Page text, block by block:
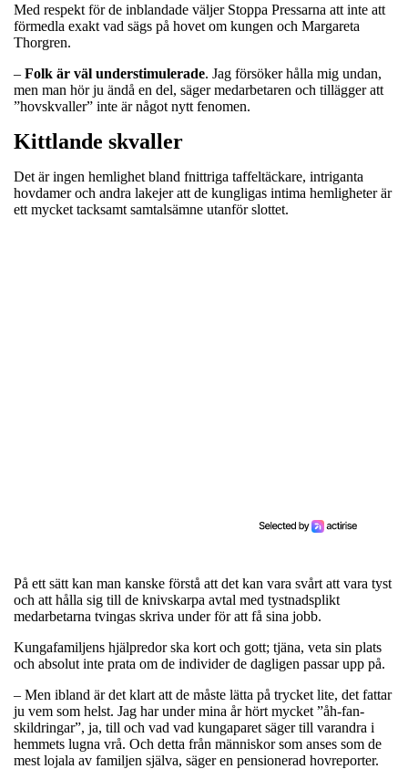
Med respekt för de inblandade väljer Stoppa Pressarna att inte att
förmedla exakt vad sägs på hovet om kungen och Margareta
Thorgren.
– Folk är väl understimulerade. Jag försöker hålla mig undan,
men man hör ju ändå en del, säger medarbetaren och tillägger att
”hovskvaller” inte är något nytt fenomen.
Kittlande skvaller
Det är ingen hemlighet bland fnittriga taffeltäckare, intriganta
hovdamer och andra lakejer att de kungligas intima hemligheter är
ett mycket tacksamt samtalsämne utanför slottet.
På ett sätt kan man kanske förstå att det kan vara svårt att vara tyst
och att hålla sig till de knivskarpa avtal med tystnadsplikt
medarbetarna tvingas skriva under för att få sina jobb.
Kungafamiljens hjälpredor ska kort och gott; tjäna, veta sin plats
och absolut inte prata om de individer de dagligen passar upp på.
– Men ibland är det klart att de måste lätta på trycket lite, det fattar
ju vem som helst. Jag har under mina år hört mycket ”åh-fan-
skildringar”, ja, till och vad vad kungaparet säger till varandra i
hemmets lugna vrå. Och detta från människor som anses som de
mest lojala av familjen själva, säger en pensionerad hovreporter.